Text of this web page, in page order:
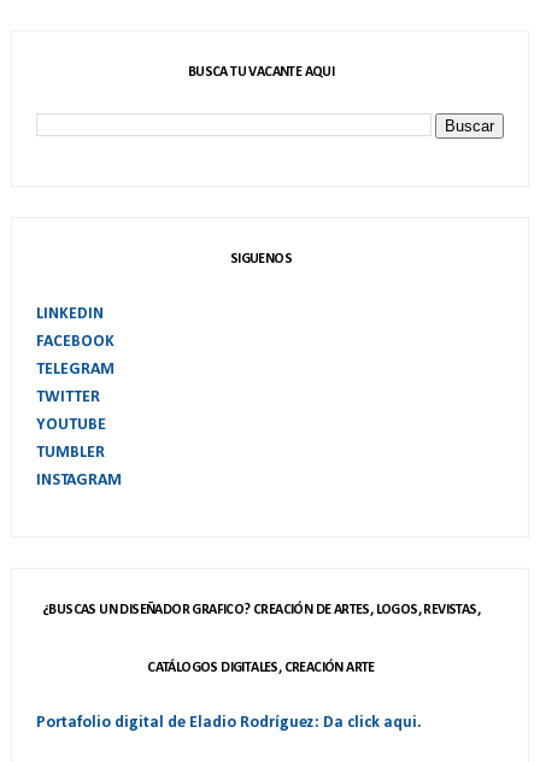
BUSCA TU VACANTE AQUI
SIGUENOS
LINKEDIN
FACEBOOK
TELEGRAM
TWITTER
YOUTUBE
TUMBLER
INSTAGRAM
¿BUSCAS UN DISEÑADOR GRAFICO? CREACIÓN DE ARTES, LOGOS, REVISTAS,
CATÁLOGOS DIGITALES, CREACIÓN ARTE
Portafolio digital de Eladio Rodríguez: Da click aqui.